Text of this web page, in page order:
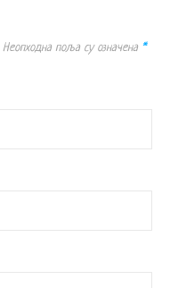
Неопходна поља су означена *